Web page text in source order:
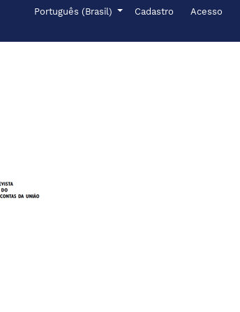
Idioma
Português (Brasil)
Menu de Cadastro Acesso